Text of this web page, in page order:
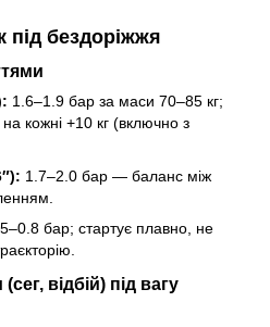
під бездоріжжя
1.6–1.9 бар за маси 70–85 кг;
на кожні +10 кг (включно з
1.7–2.0 бар — баланс між
бар; стартує плавно, не
відбій) під вагу